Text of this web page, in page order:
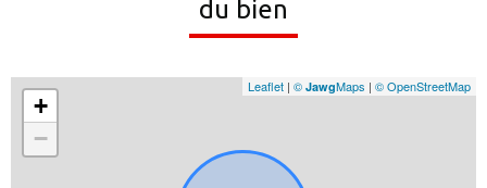
du bien
+
−
Leaflet | © JawgMaps | © OpenStreetMap